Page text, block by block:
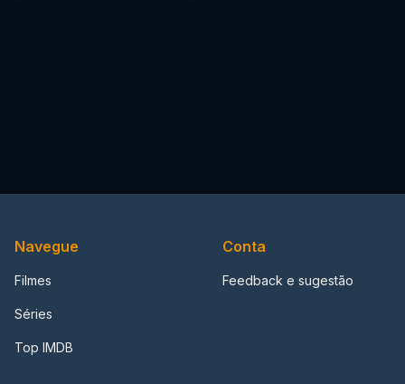
Navegue
Filmes
Séries
Top IMDB
Conta
Feedback e sugestão